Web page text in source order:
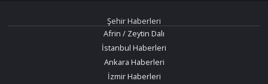
Şehir Haberleri
Afrin / Zeytin Dalı
İstanbul Haberleri
Ankara Haberleri
İzmir Haberleri